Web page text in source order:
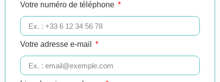
Votre numéro de téléphone
Votre adresse e-mail